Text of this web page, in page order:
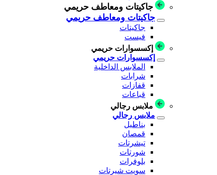
جاكيتات ومعاطف حريمي
جاكيتات ومعاطف حريمي
جاكيتات
فيست
إكسسوارات حريمي
إكسسوارات حريمي
الملابس الداخلية
شرابات
قفازات
قباعات
ملابس رجالي
ملابس رجالي
بناطيل
قمصان
تيشرتات
شورتات
بلوفرات
سويت شيرتات